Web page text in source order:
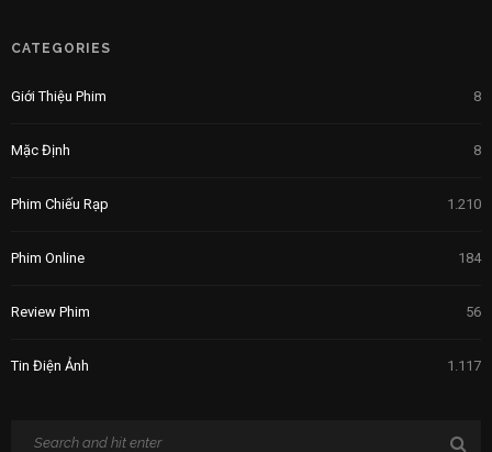
CATEGORIES
Giới Thiệu Phim 8
Mặc Định 8
Phim Chiếu Rạp 1.210
Phim Online 184
Review Phim 56
Tin Điện Ảnh 1.117